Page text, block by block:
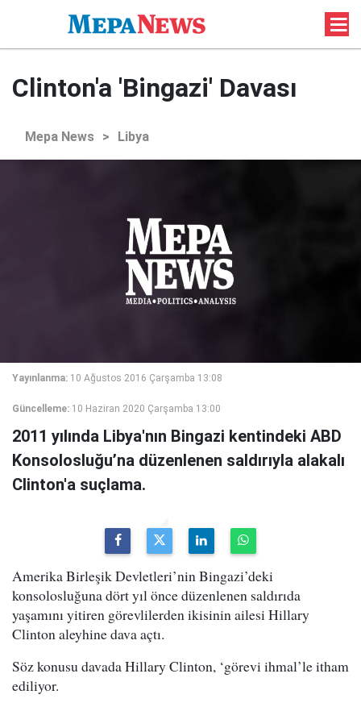
Clinton'a 'Bingazi' Davası
Mepa News > Libya
Yayınlanma: 10 Ağustos 2016 Çarşamba 13:08
Güncelleme: 10 Haziran 2020 Çarşamba 13:00
2011 yılında Libya'nın Bingazi kentindeki ABD
Konsolosluğu’na düzenlenen saldırıyla alakalı
Clinton'a suçlama.
Amerika Birleşik Devletleri’nin Bingazi’deki
konsolosluğuna dört yıl önce düzenlenen saldırıda
yaşamını yitiren görevlilerden ikisinin ailesi Hillary
Clinton aleyhine dava açtı.
Söz konusu davada Hillary Clinton, ‘görevi ihmal’le itham
ediliyor.